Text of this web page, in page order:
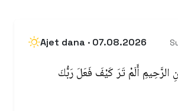
Ajet dana · 07.08.2026
الرَّحِيمِ أَلَمْ تَرَ كَيْفَ فَعَلَ رَبُّكَ